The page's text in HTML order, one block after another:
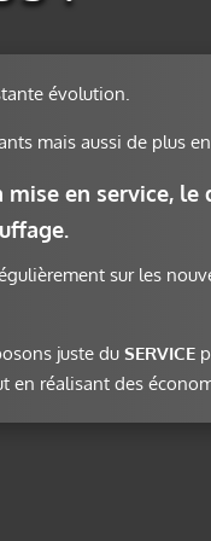
évolution.
mais aussi de plus
mise en service, le
.
sur les
juste du SERVICE
en réalisant des